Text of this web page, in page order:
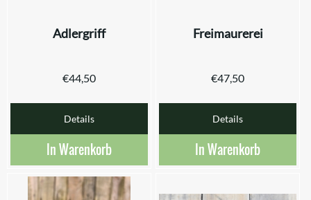
Adlergriff
€44,50
Details
In Warenkorb
Freimaurerei
€47,50
Details
In Warenkorb